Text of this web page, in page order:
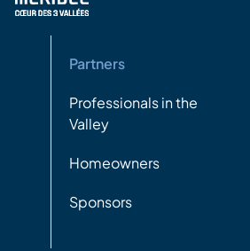
Partners
Professionals in the
Valley
Homeowners
Sponsors